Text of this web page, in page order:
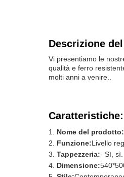
Descrizione
Vi presentiamo le
qualità e ferro
molti anni a venire..
Caratteristiche:
Nome del prodotto:
Funzione:Livello
Tappezzeria:- Sì, sì.
Dimensione: